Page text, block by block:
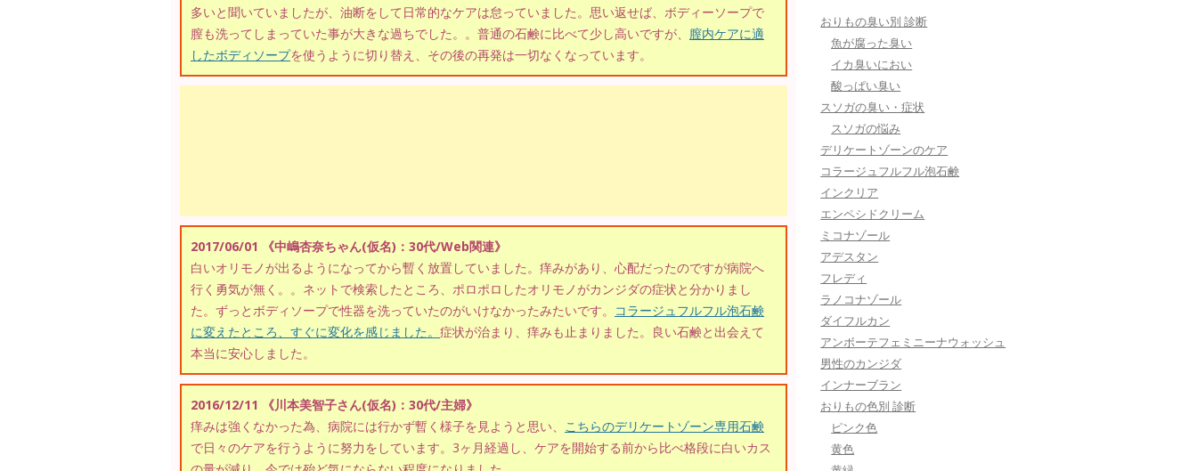
多いと聞いていましたが、油断をして日常的なケアは怠っていました。思い返せば、ボディーソープで
膣も洗ってしまっていた事が大きな過ちでした。。普通の石鹸に比べて少し高いですが、 膣内ケアに適
したボディソープを使うように切り替え、その後の再発は一切なくなっています。
2017/06/01 《中嶋杏奈ちゃん(仮名)：30代/Web関連》
白いオリモノが出るようになってから暫く放置していました。痒みがあり、心配だったのですが病院へ
行く勇気が無く。。ネットで検索したところ、ポロポロしたオリモノがカンジダの症状と分かりまし
た。ずっとボディソープで性器を洗っていたのがいけなかったみたいです。 コラージュフルフル泡石鹸
に変えたところ、すぐに変化を感じました。 症状が治まり、痒みも止まりました。良い石鹸と出会えて
本当に安心しました。
2016/12/11 《川本美智子さん(仮名)：30代/主婦》
痒みは強くなかった為、病院には行かず暫く様子を見ようと思い、 こちらのデリケートゾーン専用石鹸
で日々のケアを行うように努力をしています。3ヶ月経過し、ケアを開始する前から比べ格段に白いカス
おりもの臭い別 診断
魚が腐った臭い
イカ臭いにおい
酸っぱい臭い
スソガの臭い・症状
スソガの悩み
デリケートゾーンのケア
コラージュフルフル泡石鹸
インクリア
エンペシドクリーム
ミコナゾール
アデスタン
フレディ
ラノコナゾール
ダイフルカン
アンボーテフェミニーナウォッシュ
男性のカンジダ
インナーブラン
おりもの色別 診断
ピンク色
黄色